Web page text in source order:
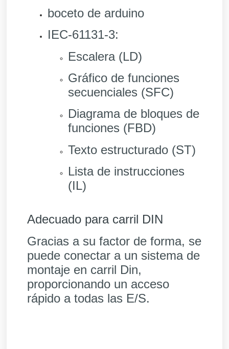
boceto de arduino
IEC-61131-3:
Escalera (LD)
Gráfico de funciones
secuenciales (SFC)
Diagrama de bloques de
funciones (FBD)
Texto estructurado (ST)
Lista de instrucciones
(IL)
Adecuado para carril DIN
Gracias a su factor de forma, se
puede conectar a un sistema de
montaje en carril Din,
proporcionando un acceso
rápido a todas las E/S.